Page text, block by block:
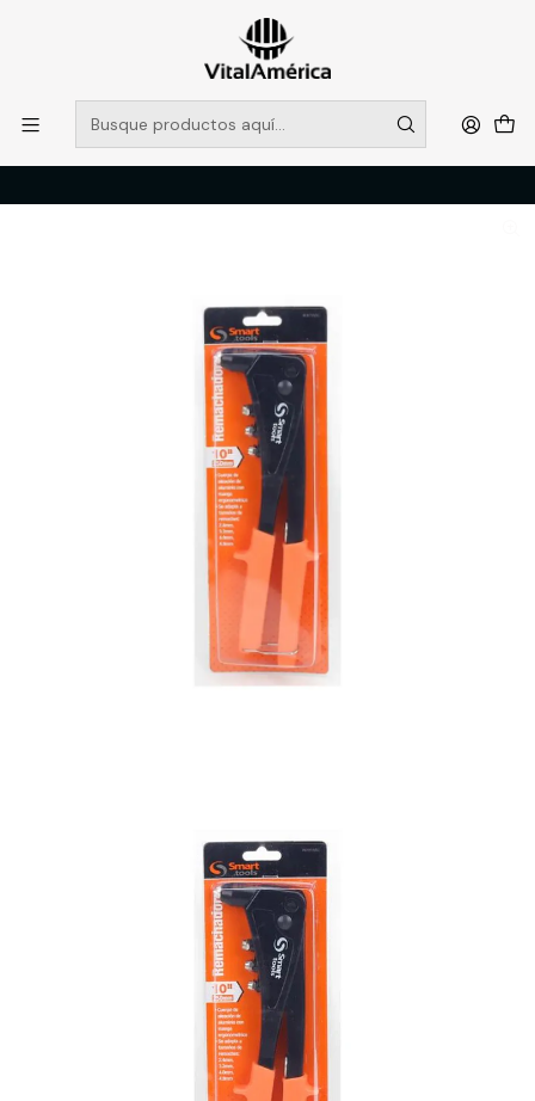
POR SISTEMA FRONTAL SOLO RETIROS EN TIENDA, DESDE
MUCHAS GRACIAS +569 5956 2237
Leer más
Inicio Catálogo FERRETERIA
HERRAMIENTAS MANUALES
REMACHADORA 4 TOMAS DE 250 MM. AL/PVC